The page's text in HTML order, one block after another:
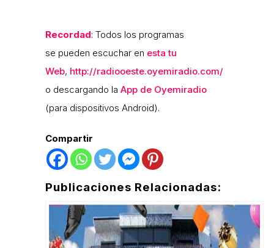
Recordad: Todos los programas
se pueden escuchar en esta tu
Web, http://radiooeste.oyemiradio.com/
o descargando la App de Oyemiradio
(para dispositivos Android).
Compartir
Publicaciones Relacionadas: